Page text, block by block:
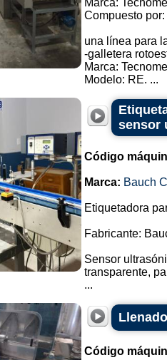
Marca:
Compuesto por:
una línea para
-galletera
Marca:
Modelo: RE. ...
sensor
Código
Marca: Bauch
Etiquetadora
Fabricante:
Sensor
transparente,
...
Código